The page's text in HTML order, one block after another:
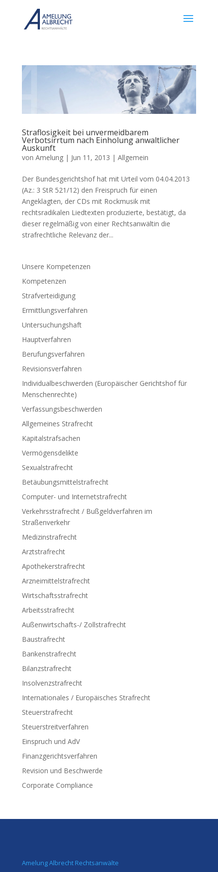
Straflosigkeit bei unvermeidbarem
Verbotsirrtum nach Einholung anwaltlicher
Auskunft
von Amelung| Jun 11, 2013 | Allgemein
Der Bundesgerichtshof hat mit Urteil vom 04.04.2013
(Az.: 3 StR 521/12) den Freispruch für einen
Angeklagten, der CDs mit Rockmusik mit
rechtsradikalen Liedtexten produzierte, bestätigt, da
dieser regelmäßig von einer Rechtsanwältin die
strafrechtliche Relevanz der...
Unsere Kompetenzen
Kompetenzen
Strafverteidigung
Ermittlungsverfahren
Untersuchungshaft
Hauptverfahren
Berufungsverfahren
Revisionsverfahren
Individualbeschwerden (Europäischer Gerichtshof für
Menschenrechte)
Verfassungsbeschwerden
Allgemeines Strafrecht
Kapitalstrafsachen
Vermögensdelikte
Sexualstrafrecht
Betäubungsmittelstrafrecht
Computer- und Internetstrafrecht
Verkehrsstrafrecht / Bußgeldverfahren im
Straßenverkehr
Medizinstrafrecht
Arztstrafrecht
Apothekerstrafrecht
Arzneimittelstrafrecht
Wirtschaftsstrafrecht
Arbeitsstrafrecht
Außenwirtschafts-/ Zollstrafrecht
Baustrafrecht
Bankenstrafrecht
Bilanzstrafrecht
Insolvenzstrafrecht
Internationales / Europäisches Strafrecht
Steuerstrafrecht
Steuerstreitverfahren
Einspruch und AdV
Finanzgerichtsverfahren
Revision und Beschwerde
Corporate Compliance
Amelung Albrecht Rechtsanwälte